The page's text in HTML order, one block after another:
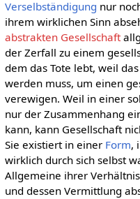
Verselbständigung nur
ihrem wirklichen Sinn
abstrakten Gesellschaft
der Zerfall zu einem
dem das Tote lebt, weil
werden muss, um einen
verewigen. Weil in einer
nur der Zusammenhang
kann, kann Gesellschaft
Sie existiert in einer Form,
wirklich durch sich selbst
Allgemeine ihrer
und dessen Vermittlung